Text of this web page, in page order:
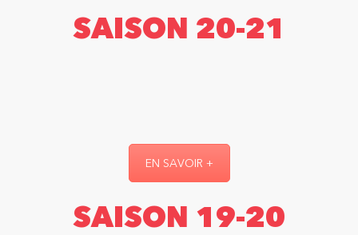
SAISON 20-21
EN SAVOIR +
SAISON 19-20